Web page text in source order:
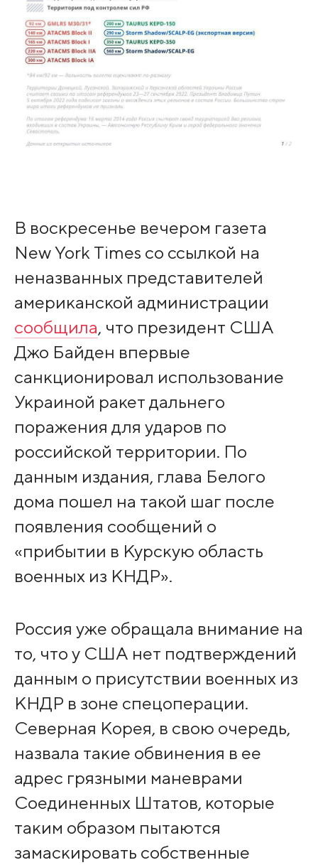
В воскресенье вечером газета
New York Times со ссылкой на
неназванных представителей
американской администрации
сообщила, что президент США
Джо Байден впервые
санкционировал использование
Украиной ракет дальнего
поражения для ударов по
российской территории. По
данным издания, глава Белого
дома пошел на такой шаг после
появления сообщений о
«прибытии в Курскую область
военных из КНДР».
Россия уже обращала внимание на
то, что у США нет подтверждений
данным о присутствии военных из
КНДР в зоне спецоперации.
Северная Корея, в свою очередь,
назвала такие обвинения в ее
адрес грязными маневрами
Соединенных Штатов, которые
таким образом пытаются
замаскировать собственные